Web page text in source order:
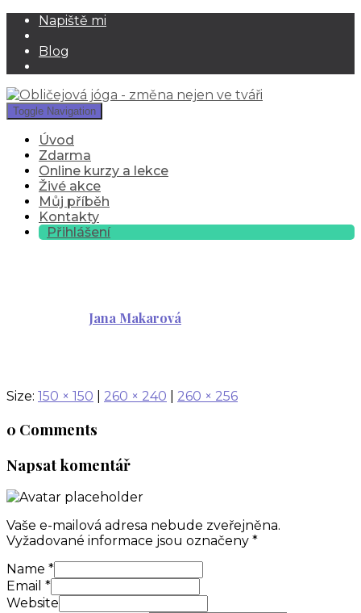
Napiště mi
Blog
Toggle Navigation
Úvod
Zdarma
Online kurzy a lekce
Živé akce
Můj příběh
Kontakty
Přihlášení
Jana Makarová
Size: 150 × 150 260 × 240 260 × 256
0 Comments
Napsat komentář
Vaše e-mailová adresa nebude zveřejněna.
Vyžadované informace jsou označeny *
Name *
Email *
Website